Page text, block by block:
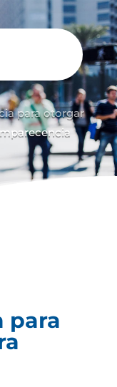
para otorgar
para